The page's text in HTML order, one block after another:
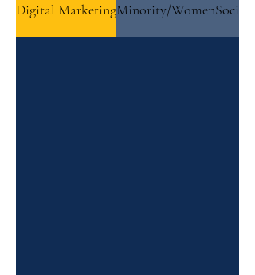
Digital MarketingMinority/WomenSocial